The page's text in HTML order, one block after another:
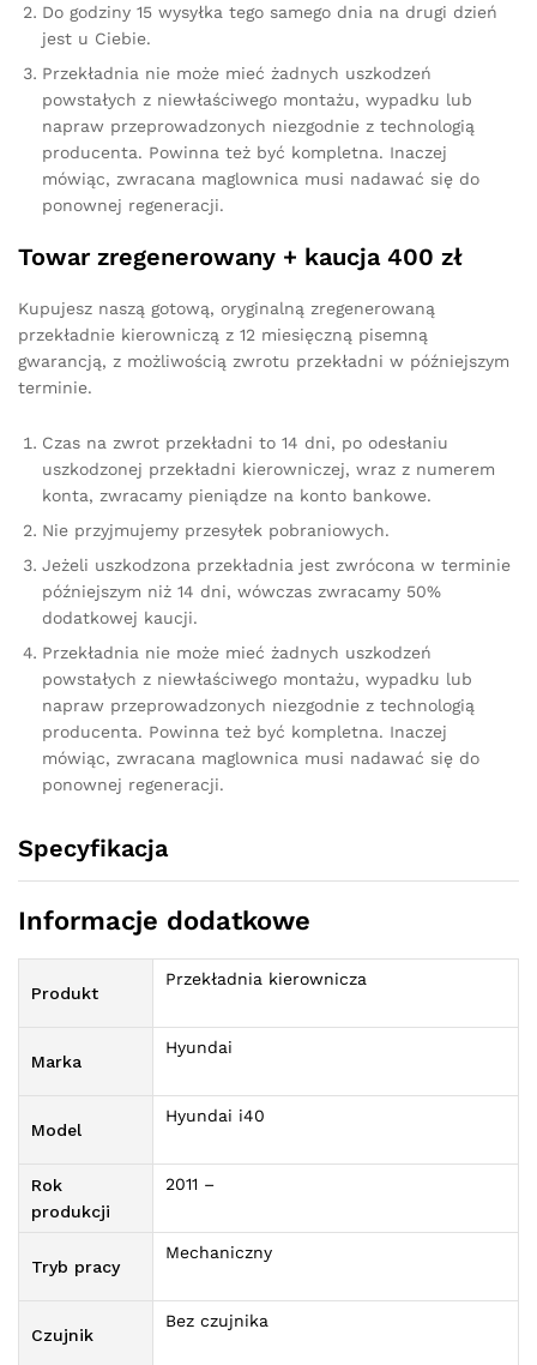
Do godziny 15 wysyłka tego samego dnia na drugi dzień
jest u Ciebie.
Przekładnia nie może mieć żadnych uszkodzeń
powstałych z niewłaściwego montażu, wypadku lub
napraw przeprowadzonych niezgodnie z technologią
producenta. Powinna też być kompletna. Inaczej
mówiąc, zwracana maglownica musi nadawać się do
ponownej regeneracji.
Towar zregenerowany + kaucja 400 zł
Kupujesz naszą gotową, oryginalną zregenerowaną
przekładnie kierowniczą z 12 miesięczną pisemną
gwarancją, z możliwością zwrotu przekładni w późniejszym
terminie.
Czas na zwrot przekładni to 14 dni, po odesłaniu
uszkodzonej przekładni kierowniczej, wraz z numerem
konta, zwracamy pieniądze na konto bankowe.
Nie przyjmujemy przesyłek pobraniowych.
Jeżeli uszkodzona przekładnia jest zwrócona w terminie
późniejszym niż 14 dni, wówczas zwracamy 50%
dodatkowej kaucji.
Przekładnia nie może mieć żadnych uszkodzeń
powstałych z niewłaściwego montażu, wypadku lub
napraw przeprowadzonych niezgodnie z technologią
producenta. Powinna też być kompletna. Inaczej
mówiąc, zwracana maglownica musi nadawać się do
ponownej regeneracji.
Specyfikacja
Informacje dodatkowe
Produkt
Przekładnia kierownicza
Marka
Hyundai
Model
Hyundai i40
Rok
produkcji
2011 –
Tryb pracy
Mechaniczny
Czujnik
Bez czujnika